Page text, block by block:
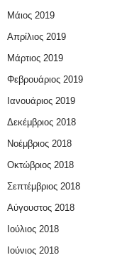
Μάιος 2019
Απρίλιος 2019
Μάρτιος 2019
Φεβρουάριος 2019
Ιανουάριος 2019
Δεκέμβριος 2018
Νοέμβριος 2018
Οκτώβριος 2018
Σεπτέμβριος 2018
Αύγουστος 2018
Ιούλιος 2018
Ιούνιος 2018